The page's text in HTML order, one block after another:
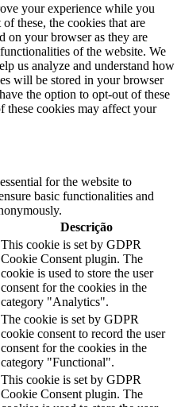
your experience while you
these, the cookies that are
on your browser as they are
of the website. We
us analyze and understand how
will be stored in your browser
the option to opt-out of these
these cookies may affect your
for the website to
basic functionalities and
Descrição
This cookie is set by GDPR
Cookie Consent plugin. The
cookie is used to store the user
consent for the cookies in the
category "Analytics".
The cookie is set by GDPR
cookie consent to record the user
consent for the cookies in the
category "Functional".
This cookie is set by GDPR
Cookie Consent plugin. The